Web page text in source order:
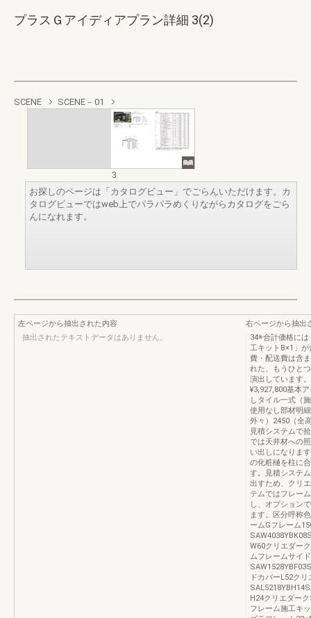
プラスＧアイディアプラン詳細 3(2)
SCENE SCENE－01
3
お探しのページは「カタログビュー」でごらんいただけます。カ
タログビューではweb上でパラパラめくりながらカタログをごら
んになれます。
左ページから抽出された内容
抽出されたテキストデータはありません。
右ページから抽出
34※合計価格に
工キットB×1」
費・配送費は含
れた、もうひと
演出しています
¥3,927,800基本
しタイル一式（
使用なし部材明
外々）2450（全
見積システムで
では天井材への
い出しになりま
の化粧樋を柱に
す。見積システ
出すため、クリ
テムではフレー
し、オプション
ます。区分呼称
ームGフレーム
W60クリエダー
ムフレームサイ
ドカバーL52ク
H24クリエダー
フレーム施工キ